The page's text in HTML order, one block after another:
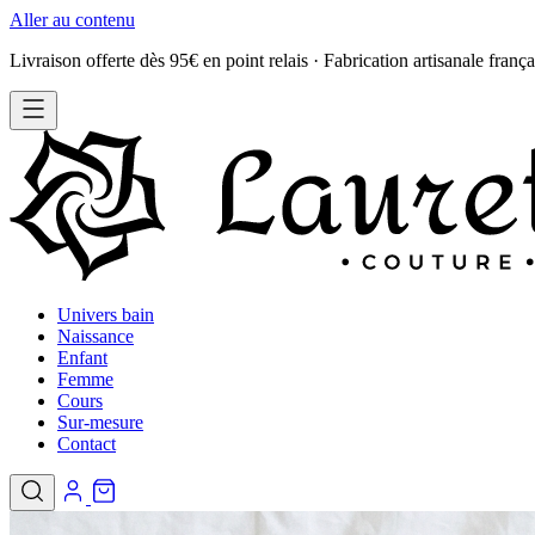
Aller au contenu
Livraison offerte dès 95€ en point relais · Fabrication artisanale
Univers bain
Naissance
Enfant
Femme
Cours
Sur-mesure
Contact